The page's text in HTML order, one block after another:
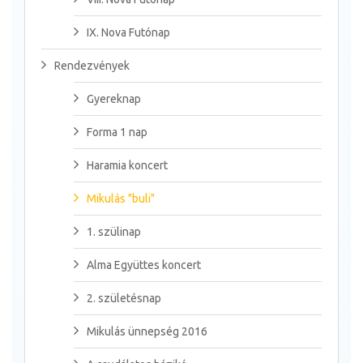
IX. Nova Futónap
Rendezvények
Gyereknap
Forma 1 nap
Haramia koncert
Mikulás "buli"
1. szülinap
Alma Együttes koncert
2. születésnap
Mikulás ünnepség 2016